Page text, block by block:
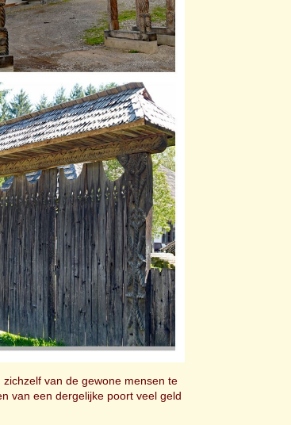
van de gewone mensen te
van een dergelijke poort veel geld